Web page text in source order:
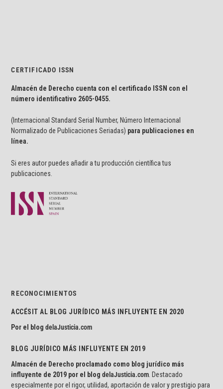
CERTIFICADO ISSN
Almacén de Derecho cuenta con el certificado ISSN con el
número identificativo 2605-0455.
(Internacional Standard Serial Number, Número Internacional
Normalizado de Publicaciones Seriadas) para publicaciones en
línea.
Si eres autor puedes añadir a tu producción científica tus
publicaciones.
RECONOCIMIENTOS
ACCÉSIT AL BLOG JURÍDICO MÁS INFLUYENTE EN 2020
Por el blogdelaJusticia.com
BLOG JURÍDICO MÁS INFLUYENTE EN 2019
Almacén de Derecho proclamado como blog jurídico más
influyente de 2019 por el blogdelaJusticia.com . Destacado
especialmente por el rigor, utilidad, aportación de valor y prestigio para